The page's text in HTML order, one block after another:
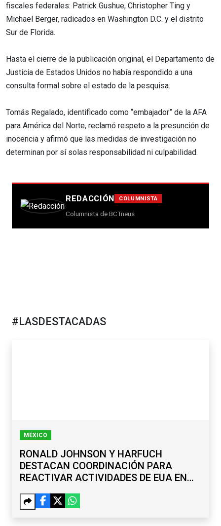
fiscales federales: Patrick Gushue, Christopher Ting y
Michael Berger, radicados en Washington D.C. y el distrito
Sur de Florida.
Hasta el cierre de la publicación original, el Departamento de
Justicia de Estados Unidos no había respondido a una
consulta formal sobre el estado de la pesquisa.
Tomás Regalado, identificado como “embajador” de la AFA
para América del Norte, reclamó respeto a la presunción de
inocencia y afirmó que las medidas de investigación no
determinan por sí solas responsabilidad ni culpabilidad.
REDACCIÓN COLUMNISTA
Columnista de BCTneus
#LASDESTACADAS
MÉXICO
RONALD JOHNSON Y HARFUCH
DESTACAN COORDINACIÓN PARA
REACTIVAR ACTIVIDADES DE EUA EN